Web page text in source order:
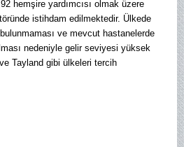
hemşire yardımcısı olmak üzere
istihdam edilmektedir. Ülkede
ve mevcut hastanelerde
nedeniyle gelir seviyesi yüksek
Tayland gibi ülkeleri tercih